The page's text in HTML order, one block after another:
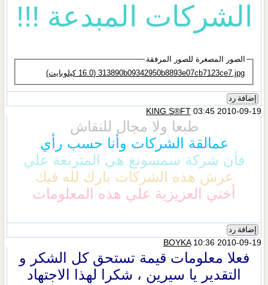
الشركات المبدعة !!!
الصور المصغرة للصور المرفقة
313890b09342950b8893e07cb7123ce7.jpg‏ (16.0 كيلوبايت)
إضافة رد
KING S®FT03:45 2010-09-19
طبعا ولا مجال للنقاش
عمالقة الشركات وأنا حسب رأي
فأن شركة سمسونغ هي المتربعة علي
عرش هذه الشركات بارك لله فيك
أختي العزيزية علي هذه المعلومات
إضافة رد
BOYKA10:36 2010-09-19
فعلا معلومات قيمة تستحق كل الشكر و
التقدير يا سيرين ، شكرا لهذا الاجتهاد